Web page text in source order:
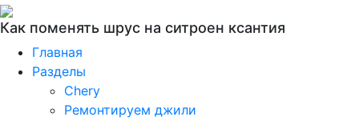
Как поменять шрус на ситроен ксантия
Главная
Разделы
Chery
Ремонтируем джили